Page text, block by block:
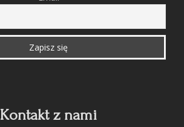
Kontakt z nami